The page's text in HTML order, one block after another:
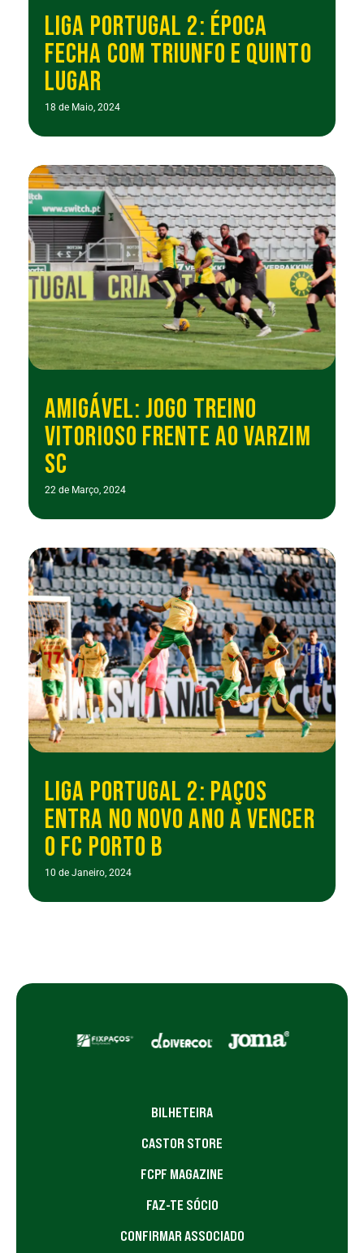
LIGA PORTUGAL 2: ÉPOCA
FECHA COM TRIUNFO E QUINTO
LUGAR
18 de Maio, 2024
AMIGÁVEL: JOGO TREINO
VITORIOSO FRENTE AO VARZIM
SC
22 de Março, 2024
LIGA PORTUGAL 2: PAÇOS
ENTRA NO NOVO ANO A VENCER
O FC PORTO B
10 de Janeiro, 2024
BILHETEIRA
CASTOR STORE
FCPF MAGAZINE
FAZ-TE SÓCIO
CONFIRMAR ASSOCIADO